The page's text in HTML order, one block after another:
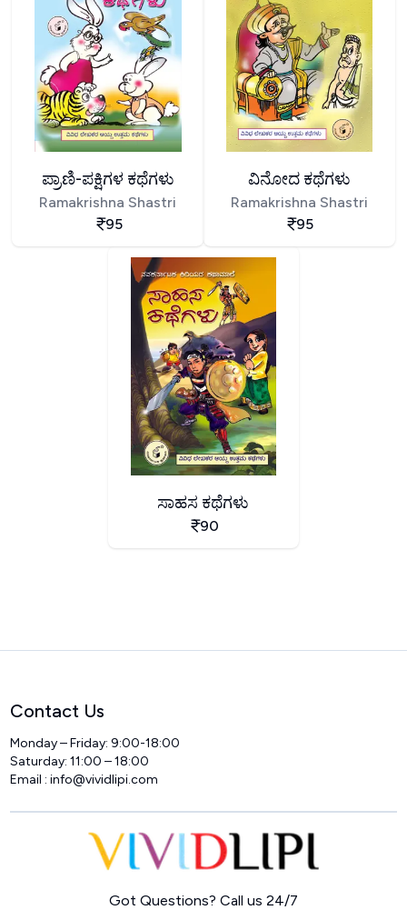
ಪ್ರಾಣಿ-ಪಕ್ಷಿಗಳ ಕಥೆಗಳು
Ramakrishna Shastri
95
ವಿನೋದ ಕಥೆಗಳು
Ramakrishna Shastri
95
ಸಾಹಸ ಕಥೆಗಳು
90
Contact Us
Monday – Friday: 9:00-18:00
Saturday: 11:00 – 18:00
Email :info@vividlipi.com
Got Questions? Call us 24/7